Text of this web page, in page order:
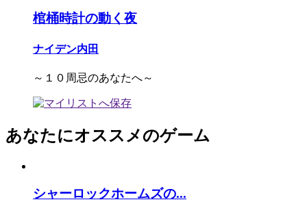
棺桶時計の動く夜
ナイデン内田
～１０周忌のあなたへ～
あなたにオススメのゲーム
シャーロックホームズの...